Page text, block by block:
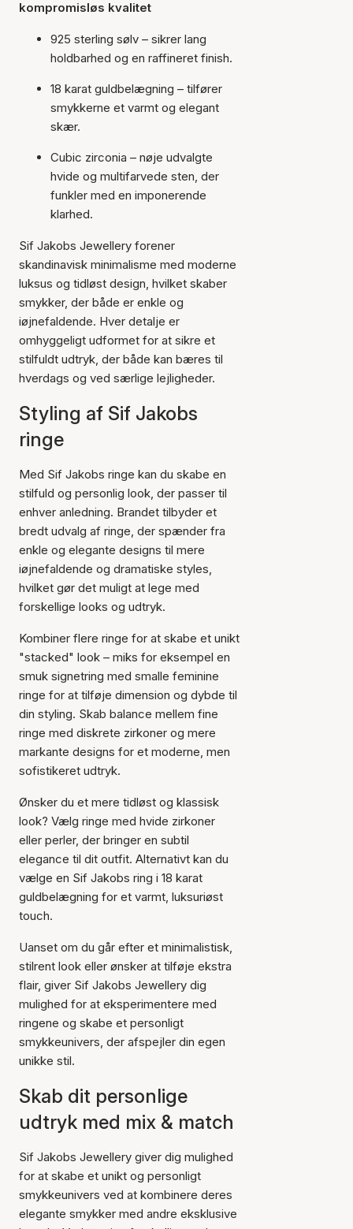
kompromisløs kvalitet
925 sterling sølv – sikrer lang
holdbarhed og en raffineret finish.
18 karat guldbelægning – tilfører
smykkerne et varmt og elegant
skær.
Cubic zirconia – nøje udvalgte
hvide og multifarvede sten, der
funkler med en imponerende
klarhed.
Sif Jakobs Jewellery forener
skandinavisk minimalisme med moderne
luksus og tidløst design, hvilket skaber
smykker, der både er enkle og
iøjnefaldende. Hver detalje er
omhyggeligt udformet for at sikre et
stilfuldt udtryk, der både kan bæres til
hverdags og ved særlige lejligheder.
Styling af Sif Jakobs
ringe
Med Sif Jakobs ringe kan du skabe en
stilfuld og personlig look, der passer til
enhver anledning. Brandet tilbyder et
bredt udvalg af ringe, der spænder fra
enkle og elegante designs til mere
iøjnefaldende og dramatiske styles,
hvilket gør det muligt at lege med
forskellige looks og udtryk.
Kombiner flere ringe for at skabe et unikt
"stacked" look – miks for eksempel en
smuk signetring med smalle feminine
ringe for at tilføje dimension og dybde til
din styling. Skab balance mellem fine
ringe med diskrete zirkoner og mere
markante designs for et moderne, men
sofistikeret udtryk.
Ønsker du et mere tidløst og klassisk
look? Vælg ringe med hvide zirkoner
eller perler, der bringer en subtil
elegance til dit outfit. Alternativt kan du
vælge en Sif Jakobs ring i 18 karat
guldbelægning for et varmt, luksuriøst
touch.
Uanset om du går efter et minimalistisk,
stilrent look eller ønsker at tilføje ekstra
flair, giver Sif Jakobs Jewellery dig
mulighed for at eksperimentere med
ringene og skabe et personligt
smykkeunivers, der afspejler din egen
unikke stil.
Skab dit personlige
udtryk med mix & match
Sif Jakobs Jewellery giver dig mulighed
for at skabe et unikt og personligt
smykkeunivers ved at kombinere deres
elegante smykker med andre eksklusive